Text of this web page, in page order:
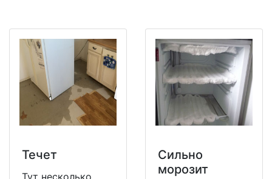
Течет
Тут несколько
Сильно
морозит